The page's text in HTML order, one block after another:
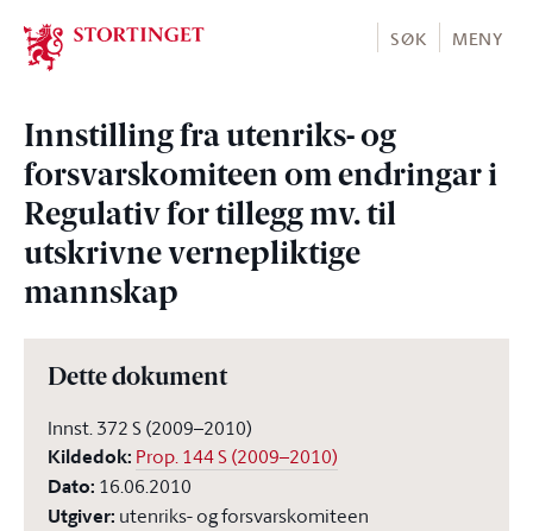
Stortinget.no
SØK MENY
Innstilling fra utenriks- og
forsvarskomiteen om endringar i
Regulativ for tillegg mv. til
utskrivne vernepliktige
mannskap
Dette dokument
Innst. 372 S (2009–2010)
Kildedok: Prop. 144 S (2009–2010)
Dato: 16.06.2010
Utgiver: utenriks- og forsvarskomiteen